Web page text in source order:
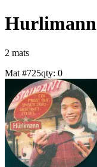
Hurlimann
2 mats
Mat #725qty: 0